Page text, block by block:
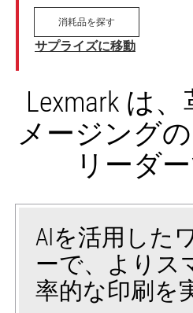
消耗品を探す
サプライズに移動
Lexmark は
メージング
リーダー
AIを活用した
ーで、よりス
率的な印刷を